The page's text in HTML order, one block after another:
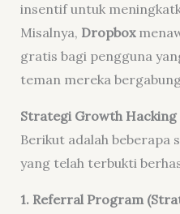
insentif untuk
Misalnya, Dropbox
gratis bagi pengguna
teman mereka
Strategi Growth Hacking
Berikut adalah
yang telah terbukti
1. Referral Program